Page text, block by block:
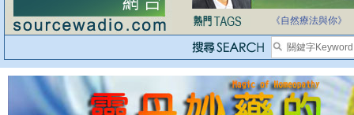
《自然療法與你》